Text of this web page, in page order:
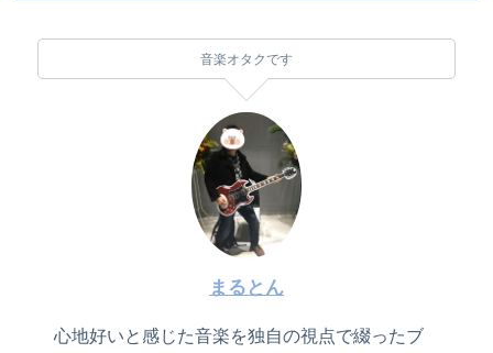
音楽オタクです
まるとん
心地好いと感じた音楽を独自の視点で綴ったブ